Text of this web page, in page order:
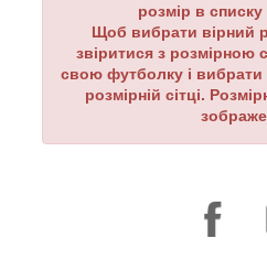
розмір в списку
Щоб вибрати вірний
звіритися з розмірною
свою футболку і вибрати
розмірній сітці.